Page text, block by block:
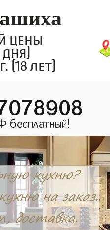
цены
(18 лет)
бесплатный!